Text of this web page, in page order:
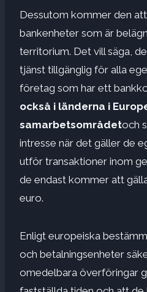
Dessutom kommer den
bankenheter som är
territorium. Det vill säga,
tjänst tillgänglig för alla
företag som har ett
också i länderna i
samarbetsområdetoch
intresse när det gäller de
utför transaktioner inom
de endast kommer att
euro.
Enligt europeiska
och betalningsenheter
omedelbara överföringar